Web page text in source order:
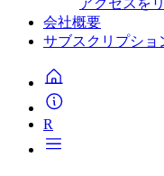
アクセスを
会社概要
サブスクリプショ
R